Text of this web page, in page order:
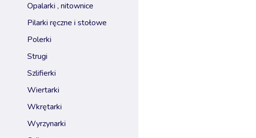
opalarki , nitownice
pilarki ręczne i stołowe
polerki
strugi
szlifierki
wiertarki
wkrętarki
wyrzynarki